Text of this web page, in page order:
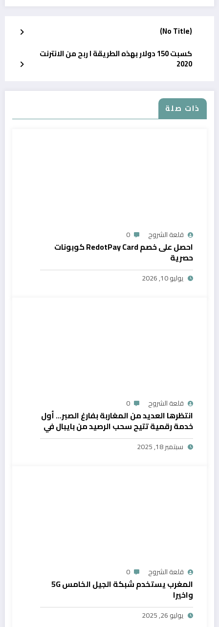
(No Title)
كسبت 150 دولار بهذه الطريقة l ربح من الانترنت
2020
ذات صلة
قلعة الشروح 0
احصل على خصم RedotPay Card كوبونات
حصرية
يوليو 10, 2026
قلعة الشروح 0
انتظرها العديد من المغاربة بفارغ الصبر… أول
خدمة رقمية تتيح سحب الرصيد من بايبال في
المغرب
سبتمبر 18, 2025
قلعة الشروح 0
المغرب يستخدم شبكة الجيل الخامس 5G
واخيرا
يوليو 26, 2025